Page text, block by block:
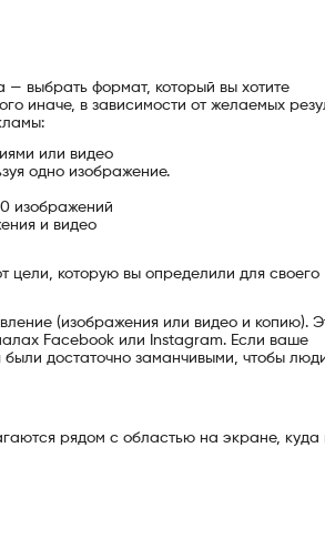
— выбрать формат, который вы хотите
иначе, в зависимости от желаемых
или видео
одно изображение.
изображений
и видео
цели, которую вы определили для своего
(изображения или видео и копию).
Facebook или Instagram. Если ваше
достаточно заманчивыми, чтобы
рядом с областью на экране, куда